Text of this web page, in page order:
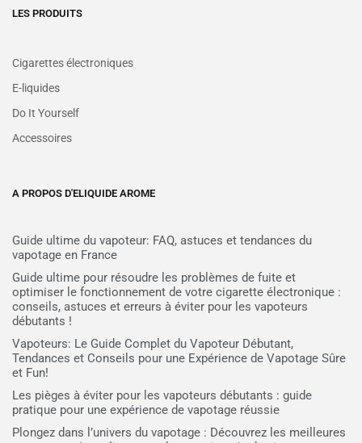
LES PRODUITS
Cigarettes électroniques
E-liquides
Do It Yourself
Accessoires
A PROPOS D'ELIQUIDE AROME
Guide ultime du vapoteur: FAQ, astuces et tendances du
vapotage en France
Guide ultime pour résoudre les problèmes de fuite et
optimiser le fonctionnement de votre cigarette électronique :
conseils, astuces et erreurs à éviter pour les vapoteurs
débutants !
Vapoteurs: Le Guide Complet du Vapoteur Débutant,
Tendances et Conseils pour une Expérience de Vapotage Sûre
et Fun!
Les pièges à éviter pour les vapoteurs débutants : guide
pratique pour une expérience de vapotage réussie
Plongez dans l’univers du vapotage : Découvrez les meilleures